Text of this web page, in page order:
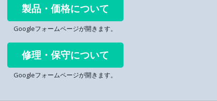
製品・価格について
Googleフォームページが開きます。
修理・保守について
Googleフォームページが開きます。